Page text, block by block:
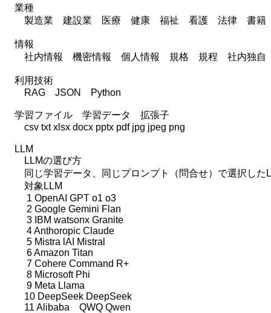
業種
製造業 建設業 医療 健康 福祉 看護 法律 書籍
情報
社内情報 機密情報 個人情報 規格 規程 社内独自
利用技術
RAG JSON Python
学習ファイル 学習データ 拡張子
csv txt xlsx docx pptx pdf jpg jpeg png
LLM
LLMの選び方
同じ学習データ、同じプロンプト（問合せ）で選択した
対象LLM
1 OpenAI GPT o1 o3
2 Google Gemini Flan
3 IBM watsonx Granite
4 Anthoropic Claude
5 Mistra lAI Mistral
6 Amazon Titan
7 Cohere Command R+
8 Microsoft Phi
9 Meta Llama
10 DeepSeek DeepSeek
11 Alibaba QWQ Qwen